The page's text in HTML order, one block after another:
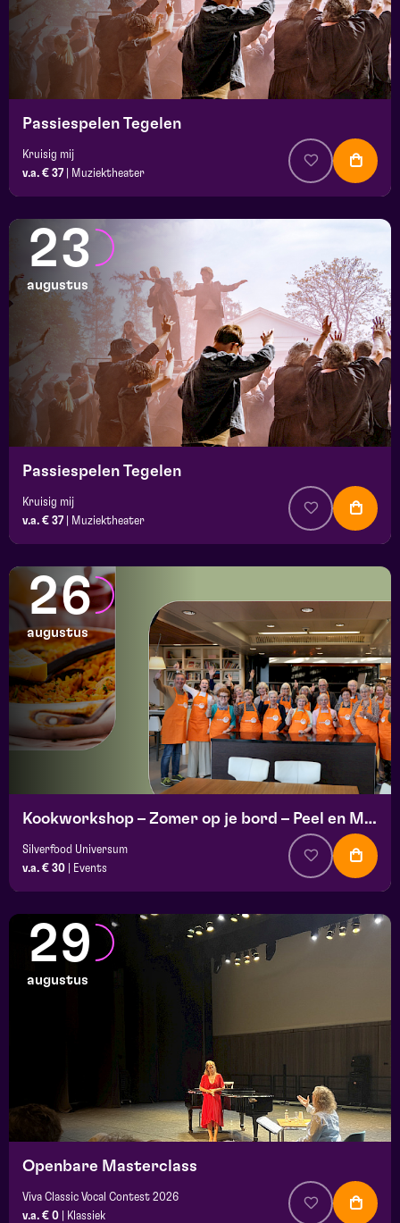
Passiespelen Tegelen
Kruisig mij
v.a. € 37
Muziektheater
23
augustus
Passiespelen Tegelen
Kruisig mij
v.a. € 37
Muziektheater
26
augustus
Kookworkshop – Zomer op je bord – Peel en Maas
Silverfood Universum
v.a. € 30
Events
29
augustus
Openbare Masterclass
Viva Classic Vocal Contest 2026
v.a. € 0
Klassiek